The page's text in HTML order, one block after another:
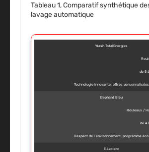
Tableau 1, Comparatif synthétique
lavage automatique
Wash TotalEnergies
de 5
Technologie innovante, offres personnalisées
Elephant Bleu
Rouleaux /
de 4
Respect de l’environnement, programme éco
E.Leclerc